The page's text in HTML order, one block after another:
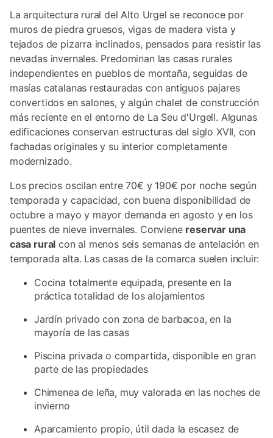
La arquitectura rural del Alto Urgel se reconoce por
muros de piedra gruesos, vigas de madera vista y
tejados de pizarra inclinados, pensados para resistir las
nevadas invernales. Predominan las casas rurales
independientes en pueblos de montaña, seguidas de
masías catalanas restauradas con antiguos pajares
convertidos en salones, y algún chalet de construcción
más reciente en el entorno de La Seu d'Urgell. Algunas
edificaciones conservan estructuras del siglo XVII, con
fachadas originales y su interior completamente
modernizado.
Los precios oscilan entre 70€ y 190€ por noche según
temporada y capacidad, con buena disponibilidad de
octubre a mayo y mayor demanda en agosto y en los
puentes de nieve invernales. Conviene reservar una
casa rural con al menos seis semanas de antelación en
temporada alta. Las casas de la comarca suelen incluir:
Cocina totalmente equipada, presente en la
práctica totalidad de los alojamientos
Jardín privado con zona de barbacoa, en la
mayoría de las casas
Piscina privada o compartida, disponible en gran
parte de las propiedades
Chimenea de leña, muy valorada en las noches de
invierno
Aparcamiento propio, útil dada la escasez de